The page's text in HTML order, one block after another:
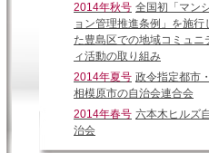
2014年秋号 全国初「マン
ョン管理推進条例」を施行
た豊島区での地域コミュニ
ィ活動の取り組み
2014年夏号 政令指定都市
相模原市の自治会連合会
2014年春号 六本木ヒルズ
治会